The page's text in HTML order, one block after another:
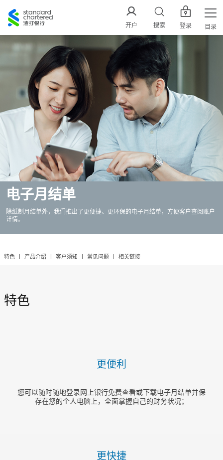
渣
打
中
开户 搜索 登录 目录
电子月结单
除纸制月结单外，我们推出了更便捷、更环保的电子月结单，方便客户查阅账户
详情。
特色 产品介绍 客户须知 常见问题 相关链接
特色
更便利
您可以随时随地登录网上银行免费查看或下载电子月结单并保
存在您的个人电脑上，全面掌握自己的财务状况；
更快捷